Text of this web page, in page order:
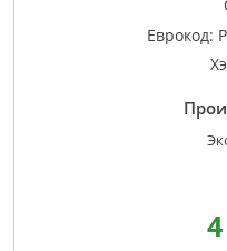
Еврокод: